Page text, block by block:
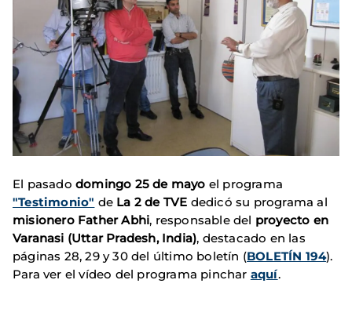
El pasado domingo 25 de mayo el programa
"Testimonio" de La 2 de TVE dedicó su programa al
misionero Father Abhi, responsable del proyecto en
Varanasi (Uttar Pradesh, India), destacado en las
páginas 28, 29 y 30 del último boletín (BOLETÍN 194).
Para ver el vídeo del programa pinchar aquí.